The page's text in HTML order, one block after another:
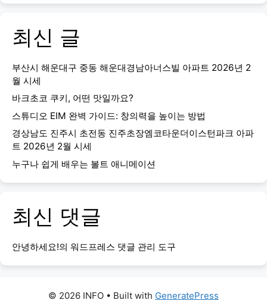
최신 글
부산시 해운대구 중동 해운대경남아너스빌 아파트 2026년 2
월 시세
바크초코 쿠키, 어떤 맛일까요?
스튜디오 EIM 완벽 가이드: 창의력을 높이는 방법
경상남도 진주시 초전동 진주초장엠코타운더이스턴파크 아파
트 2026년 2월 시세
누구나 쉽게 배우는 볼트 애니메이션
최신 댓글
안녕하세요!의 워드프레스 댓글 관리 도구
© 2026 INFO • Built with GeneratePress